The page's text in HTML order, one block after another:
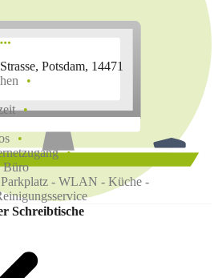
Potsdam, 14471
Büro
- WLAN - Küche -
Schreibtische